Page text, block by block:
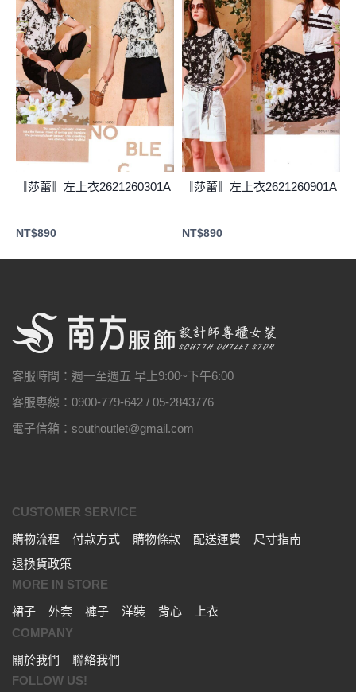
〚莎蕾〛左上衣2621260301A
NT$890
〚莎蕾〛左上衣2621260901A
NT$890
客服時間：週一至週五 早上9:00~下午6:00
客服專線：0900-779-642 / 05-2843776
電子信箱：southoutlet@gmail.com
CUSTOMER SERVICE
購物流程
付款方式 購物條款 配送運費
尺寸指南
退換貨政策
MORE IN STORE
裙子
外套 褲子 洋裝 背心
上衣
COMPANY
關於我們
聯絡我們
FOLLOW US!